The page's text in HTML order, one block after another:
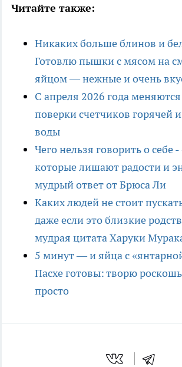
Читайте также:
Никаких больше блинов и
Готовлю пышки с мясом на
яйцом — нежные и очень
С апреля 2026 года
поверки счетчиков горячей
воды
Чего нельзя говорить о себе -
которые лишают радости и
мудрый ответ от Брюса Ли
Каких людей не стоит
даже если это близкие
мудрая цитата Харуки
5 минут — и яйца с
Пасхе готовы: творю
просто